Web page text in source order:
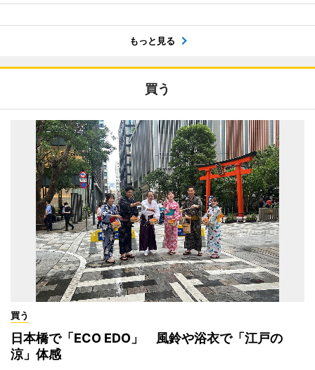
もっと見る
買う
買う
日本橋で「ECO EDO」 風鈴や浴衣で「江戸の
涼」体感